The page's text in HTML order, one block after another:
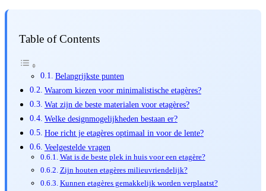
Table of Contents
Belangrijkste punten
Waarom kiezen voor minimalistische etagères?
Wat zijn de beste materialen voor etagères?
Welke designmogelijkheden bestaan er?
Hoe richt je etagères optimaal in voor de lente?
Veelgestelde vragen
Wat is de beste plek in huis voor een etagère?
Zijn houten etagères milieuvriendelijk?
Kunnen etagères gemakkelijk worden verplaatst?